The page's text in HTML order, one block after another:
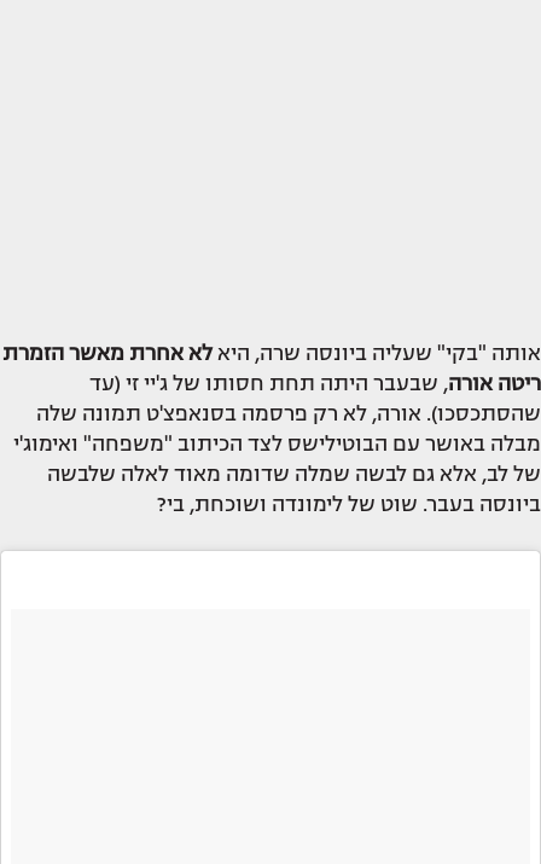
אותה "בקי" שעליה ביונסה שרה, היאלא אחרת מאשר הזמרת
ריטה אורה, שבעבר היתה תחת חסותו של ג'יי זי (עד
שהסתכסכו). אורה, לא רק פרסמה בסנאפצ'ט תמונה שלה
מבלה באושר עם הבוטילישס לצד הכיתוב "משפחה" ואימוג'י
של לב, אלא גם לבשה שמלה שדומה מאוד לאלה שלבשה
ביונסה בעבר. שוט של לימונדה ושוכחת, בי?